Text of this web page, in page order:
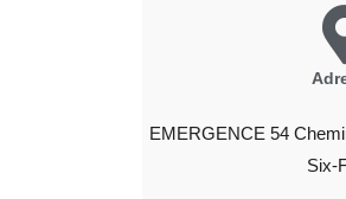
EMERGENCE 54
Six-